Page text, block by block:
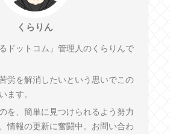
くらりん
ドットコム」管理人のくらりんで
労を解消したいという思いでこの
ます。
を、簡単に見つけられるよう努力
情報の更新に奮闘中。お問い合わ